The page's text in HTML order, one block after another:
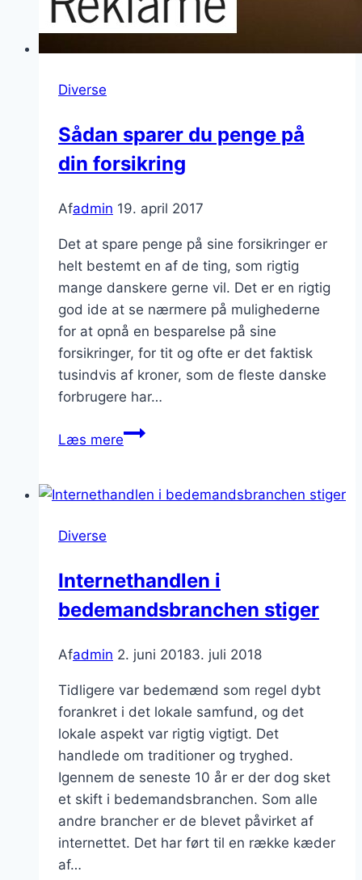
Diverse
Sådan sparer du penge på
din forsikring
Afadmin 19. april 2017
Det at spare penge på sine forsikringer er
helt bestemt en af de ting, som rigtig
mange danskere gerne vil. Det er en rigtig
god ide at se nærmere på mulighederne
for at opnå en besparelse på sine
forsikringer, for tit og ofte er det faktisk
tusindvis af kroner, som de fleste danske
forbrugere har…
Læs mereSådan
penge
Diverse
Internethandlen i
bedemandsbranchen stiger
Afadmin 2. juni 20183. juli 2018
Tidligere var bedemænd som regel dybt
forankret i det lokale samfund, og det
lokale aspekt var rigtig vigtigt. Det
handlede om traditioner og tryghed.
Igennem de seneste 10 år er der dog sket
et skift i bedemandsbranchen. Som alle
andre brancher er de blevet påvirket af
internettet. Det har ført til en række kæder
af…